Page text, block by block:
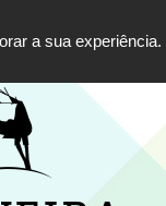
a sua experiência.